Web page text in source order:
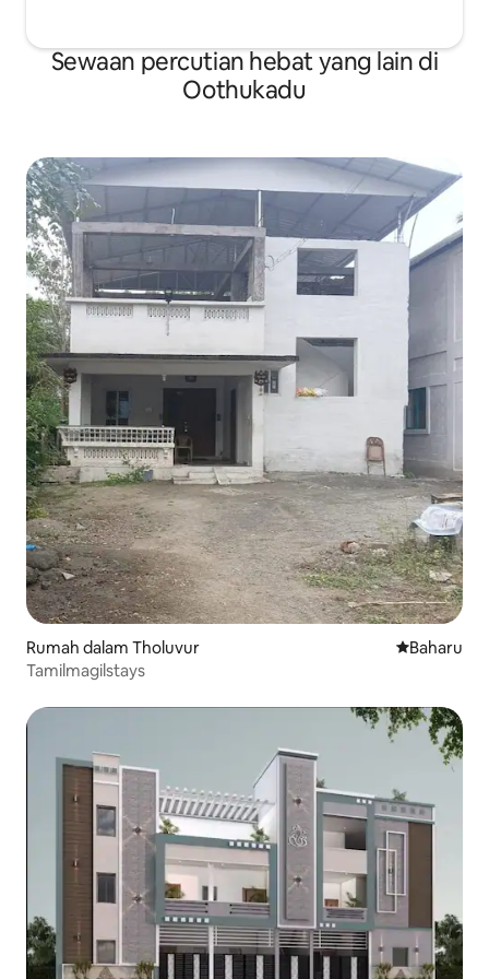
Sewaan percutian hebat yang lain di
Oothukadu
Rumah dalam Tholuvur Tempat
Baharu
Tamilmagilstays